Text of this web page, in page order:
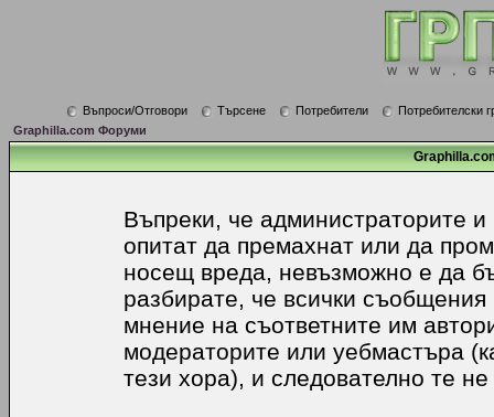
Въпроси/Отговори Търсене Потребители
Потребителски
Graphilla.com Форуми
Въпреки, че администраторите
опитат да премахнат или да
носещ вреда, невъзможно е да
разбирате, че всички
мнение на съответните им
модераторите или уебмастъра
тези хора), и следователно те не